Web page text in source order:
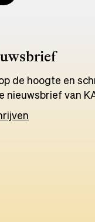
de hoogte en
nieuwsbrief van